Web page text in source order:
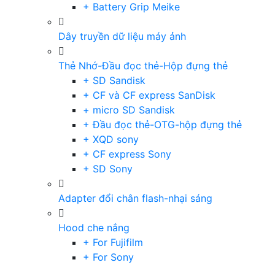
+ Battery Grip Meike
Dây truyền dữ liệu máy ảnh
Thẻ Nhớ-Đầu đọc thẻ-Hộp đựng thẻ
+ SD Sandisk
+ CF và CF express SanDisk
+ micro SD Sandisk
+ Đầu đọc thẻ-OTG-hộp đựng thẻ
+ XQD sony
+ CF express Sony
+ SD Sony
Adapter đổi chân flash-nhại sáng
Hood che nắng
+ For Fujifilm
+ For Sony